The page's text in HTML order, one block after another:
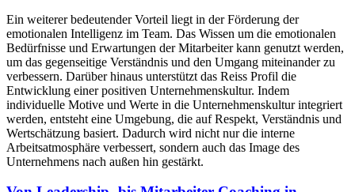
Ein weiterer bedeutender Vorteil liegt in der Förderung der
emotionalen Intelligenz im Team. Das Wissen um die emotionalen
Bedürfnisse und Erwartungen der Mitarbeiter kann genutzt werden,
um das gegenseitige Verständnis und den Umgang miteinander zu
verbessern. Darüber hinaus unterstützt das Reiss Profil die
Entwicklung einer positiven Unternehmenskultur. Indem
individuelle Motive und Werte in die Unternehmenskultur integriert
werden, entsteht eine Umgebung, die auf Respekt, Verständnis und
Wertschätzung basiert. Dadurch wird nicht nur die interne
Arbeitsatmosphäre verbessert, sondern auch das Image des
Unternehmens nach außen hin gestärkt.